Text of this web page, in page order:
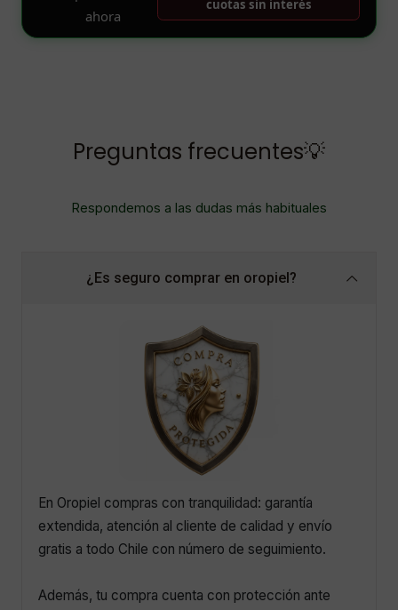
Preguntas frecuentes💡
Respondemos a las dudas más habituales
¿Es seguro comprar en oropiel?
En Oropiel compras con tranquilidad: garantía
extendida, atención al cliente de calidad y envío
gratis a todo Chile con número de seguimiento.
Además, tu compra cuenta con protección ante